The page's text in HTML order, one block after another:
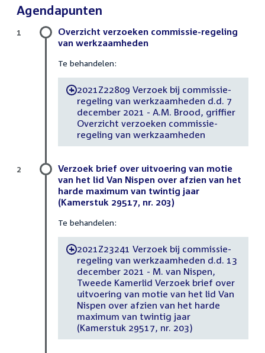
Agendapunten
Overzicht verzoeken commissie-regeling
van werkzaamheden
Te behandelen:
-2021Z22809 Verzoek bij commissie-
regeling van werkzaamheden d.d. 7
december 2021 - A.M. Brood, griffier
Overzicht verzoeken commissie-
regeling van werkzaamheden
1
Verzoek brief over uitvoering van motie
van het lid Van Nispen over afzien van het
harde maximum van twintig jaar
(Kamerstuk 29517, nr. 203)
Te behandelen:
-2021Z23241 Verzoek bij commissie-
regeling van werkzaamheden d.d. 13
december 2021 - M. van Nispen,
Tweede Kamerlid Verzoek brief over
uitvoering van motie van het lid Van
Nispen over afzien van het harde
maximum van twintig jaar
(Kamerstuk 29517, nr. 203)
2